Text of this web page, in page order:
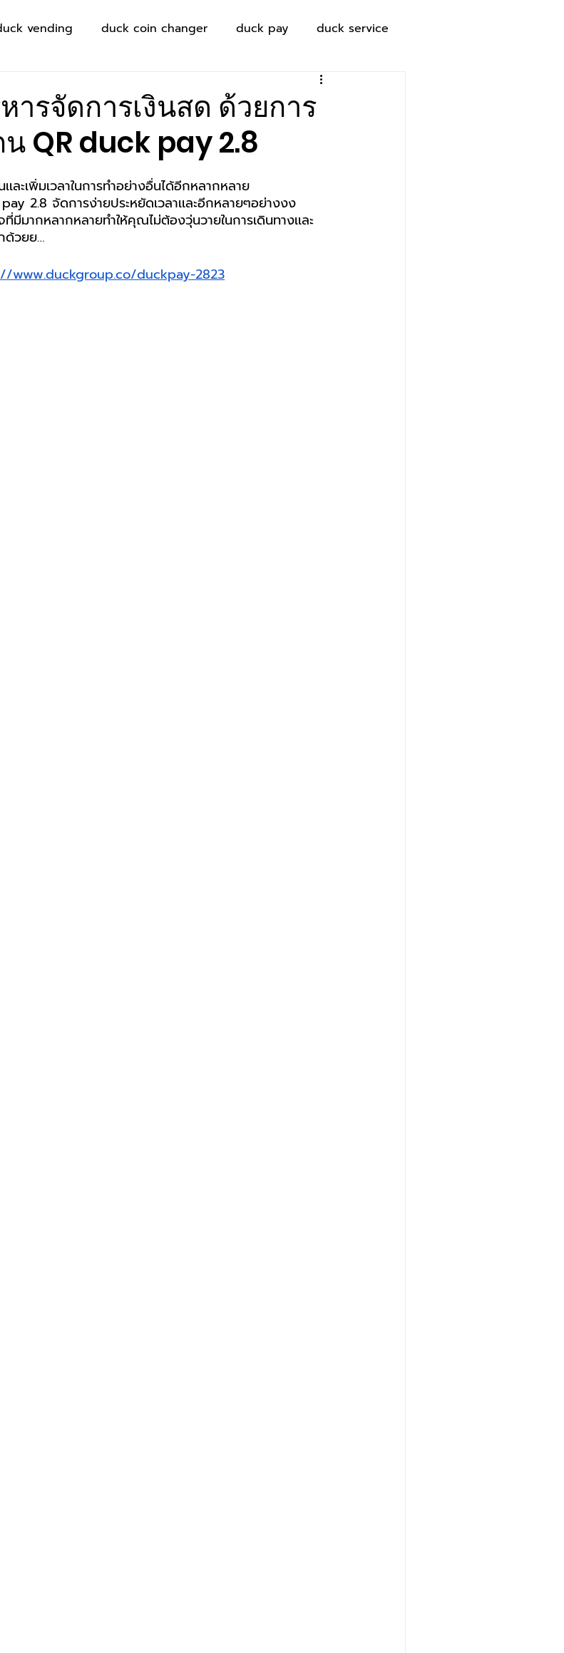
vending duck coin changer duck pay duck service
ารจัดการเงินสด ด้วยการ
น QR duck pay 2.8
เละเพิ่มเวลาในการทำอย่างอื่นได้อีกหลากหลาย
2.8 จัดการง่ายประหยัดเวลาเเละอีกหลายๆอย่างงง
ากหลากหลายทำให้คุณไม่ต้องวุ่นวายในการเดินทางเเละ
ด้วยย…
www.duckgroup.co/duckpay-2823